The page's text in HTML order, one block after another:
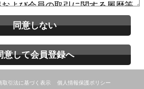
同意しない
意して会員登録へ
取引法に基づく表示 個人情報保護ポリシー